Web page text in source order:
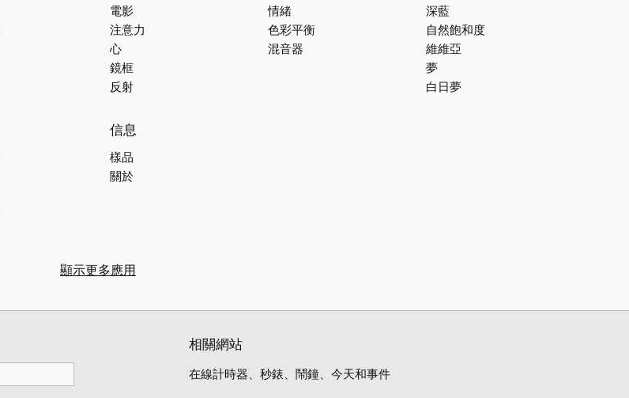
電影
注意力
心
鏡框
反射
情緒
色彩平衡
混音器
深藍
自然飽和度
維維亞
夢
白日夢
信息
樣品
關於
顯示更多應用
相關網站
在線計時器、秒錶、鬧鐘、今天和事件